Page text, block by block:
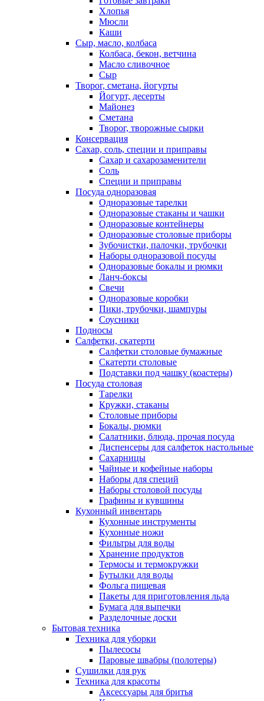
Хлопья
Мюсли
Каши
Сыр, масло, колбаса
Колбаса, бекон, ветчина
Масло сливочное
Сыр
Творог, сметана, йогурты
Йогурт, десерты
Майонез
Сметана
Творог, творожные сырки
Консервация
Сахар, соль, специи и приправы
Сахар и сахарозаменители
Соль
Специи и приправы
Посуда одноразовая
Одноразовые тарелки
Одноразовые стаканы и чашки
Одноразовые контейнеры
Одноразовые столовые приборы
Зубочистки, палочки, трубочки
Наборы одноразовой посуды
Одноразовые бокалы и рюмки
Ланч-боксы
Свечи
Одноразовые коробки
Пики, трубочки, шампуры
Соусники
Подносы
Салфетки, скатерти
Салфетки столовые бумажные
Скатерти столовые
Подставки под чашку (коастеры)
Посуда столовая
Тарелки
Кружки, стаканы
Столовые приборы
Бокалы, рюмки
Салатники, блюда, прочая посуда
Диспенсеры для салфеток настольные
Сахарницы
Чайные и кофейные наборы
Наборы для специй
Наборы столовой посуды
Графины и кувшины
Кухонный инвентарь
Кухонные инструменты
Кухонные ножи
Фильтры для воды
Хранение продуктов
Термосы и термокружки
Бутылки для воды
Фольга пищевая
Пакеты для приготовления льда
Бумага для выпечки
Разделочные доски
Бытовая техника
Техника для уборки
Пылесосы
Паровые швабры (полотеры)
Сушилки для рук
Техника для красоты
Аксессуары для бритья